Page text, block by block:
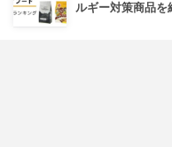
ルギー対策商品を